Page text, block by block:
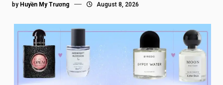
by Huyền My Trương August 8, 2026